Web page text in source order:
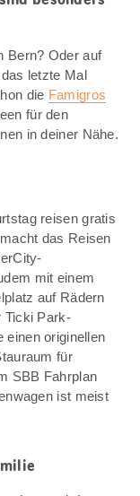
Bern? Oder auf
letzte Mal
die Famigros
für den
in deiner Nähe.
reisen gratis
das Reisen
mit einem
auf Rädern
Ticki Park-
einen originellen
für
SBB Fahrplan
ist meist